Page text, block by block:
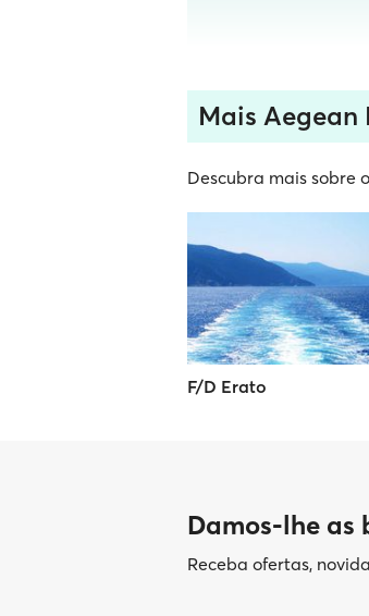
Mais
Descubra mais sobre
F/D Erato
Damos-lhe as
Receba ofertas,